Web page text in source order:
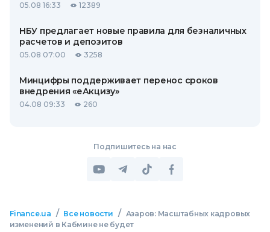
05.08 16:33 12389
НБУ предлагает новые правила для безналичных
расчетов и депозитов
05.08 07:00 3258
Минцифры поддерживает перенос сроков
внедрения «еАкцизу»
04.08 09:33 260
Подпишитесь на нас
Finance.ua / Все новости / Азаров: Масштабных кадровых
изменений в Кабмине не будет